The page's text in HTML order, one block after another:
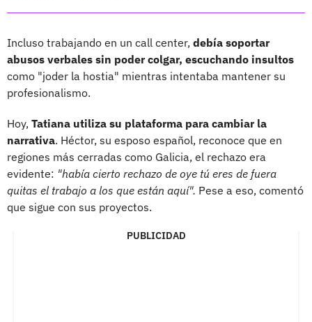
Incluso trabajando en un call center, debía soportar
abusos verbales sin poder colgar, escuchando insultos
como "joder la hostia" mientras intentaba mantener su
profesionalismo.
Hoy, Tatiana utiliza su plataforma para cambiar la
narrativa. Héctor, su esposo español, reconoce que en
regiones más cerradas como Galicia, el rechazo era
evidente: "había cierto rechazo de oye tú eres de fuera
quitas el trabajo a los que están aquí". Pese a eso, comentó
que sigue con sus proyectos.
PUBLICIDAD